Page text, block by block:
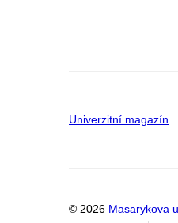
Univerzitní magazín
© 2026 Masarykova